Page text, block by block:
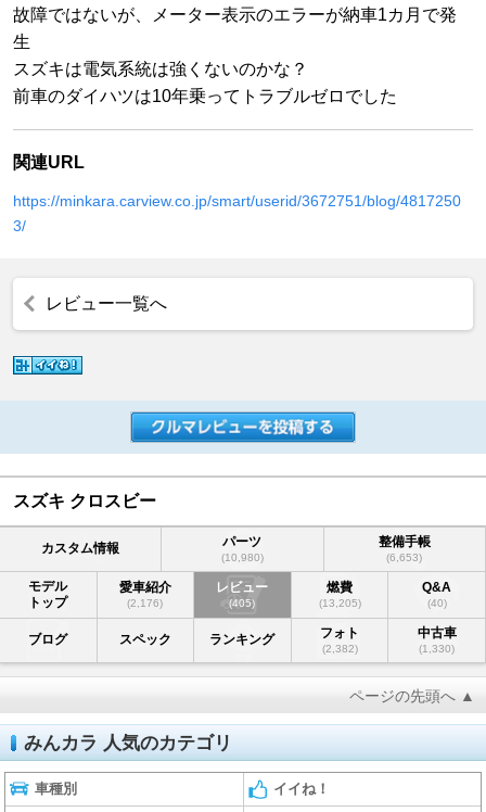
故障ではないが、メーター表示のエラーが納車1カ月で発
生
スズキは電気系統は強くないのかな？
前車のダイハツは10年乗ってトラブルゼロでした
関連URL
https://minkara.carview.co.jp/smart/userid/3672751/blog/4817250
3/
レビュー一覧へ
スズキ クロスビー
カスタム情報 パーツ
(10,980)
整備手帳
(6,653)
モデル
トップ
愛車紹介
(2,176)
レビュー
(405)
燃費
(13,205)
Q&A
(40)
ブログ スペック ランキング フォト
(2,382)
中古車
(1,330)
ページの先頭へ ▲
みんカラ 人気のカテゴリ
車種別 イイね！